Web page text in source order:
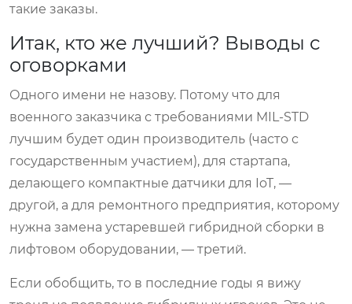
такие заказы.
Итак, кто же лучший? Выводы с
оговорками
Одного имени не назову. Потому что для
военного заказчика с требованиями MIL-STD
лучшим будет один производитель (часто с
государственным участием), для стартапа,
делающего компактные датчики для IoT, —
другой, а для ремонтного предприятия, которому
нужна замена устаревшей гибридной сборки в
лифтовом оборудовании, — третий.
Если обобщить, то в последние годы я вижу